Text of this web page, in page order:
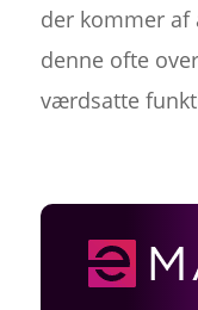
der kommer af
denne ofte
værdsatte